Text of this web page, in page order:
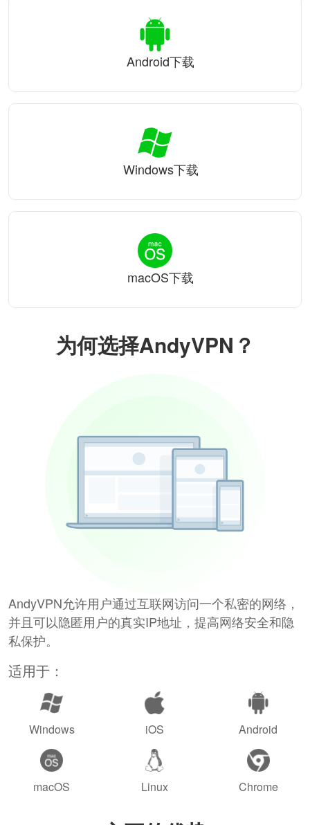
为何选择AndyVPN？
AndyVPN允许用户通过互联网访问一个私密的网络，
并且可以隐匿用户的真实IP地址，提高网络安全和隐
私保护。
适用于：
Windows iOS Android
macOS Linux Chrome
Android下载
Windows下载
macOS下载